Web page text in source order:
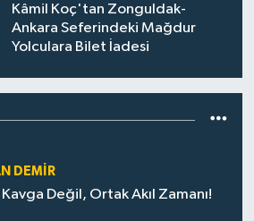
Kâmil Koç'tan Zonguldak-
Ankara Seferindeki Mağdur
Yolculara Bilet İadesi
DEMIR
Kavga Değil, Ortak Akıl Zamanı!